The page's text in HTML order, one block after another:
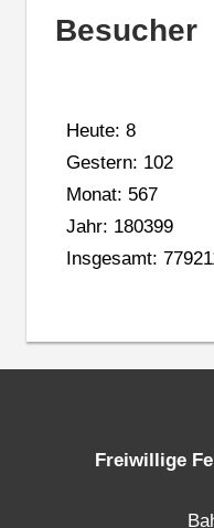
Besucher
Heute: 8
Gestern: 102
Monat: 567
Jahr: 180399
Insgesamt:
Freiwillige